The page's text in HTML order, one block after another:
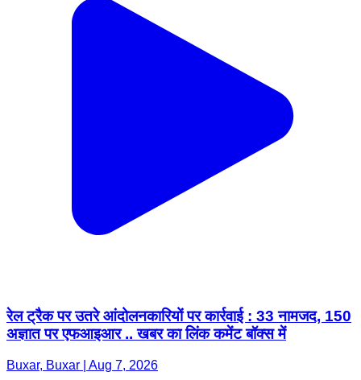
रेल ट्रैक पर उतरे आंदोलनकारियों पर कार्रवाई : 33 नामजद, 150
अज्ञात पर एफआइआर .. खबर का लिंक कमेंट बॉक्स में
Buxar, Buxar | Aug 7, 2026